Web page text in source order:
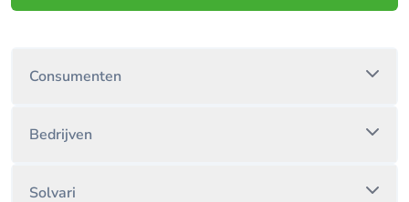
Consumenten
Bedrijven
Solvari